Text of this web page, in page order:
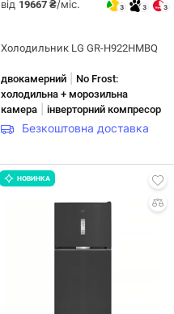
від 19667 ₴/міс. 3 3 3
Холодильник LG GR-H922HMBQ
двокамерний
No Frost:
холодильна + морозильна
камера
інверторний компресор
Безкоштовна доставка
НОВИНКА